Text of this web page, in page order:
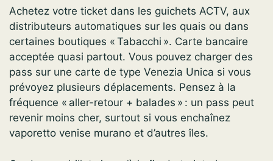
Achetez votre ticket dans les guichets ACTV, aux
distributeurs automatiques sur les quais ou dans
certaines boutiques « Tabacchi ». Carte bancaire
acceptée quasi partout. Vous pouvez charger des
pass sur une carte de type Venezia Unica si vous
prévoyez plusieurs déplacements. Pensez à la
fréquence « aller-retour + balades » : un pass peut
revenir moins cher, surtout si vous enchaînez
vaporetto venise murano et d’autres îles.